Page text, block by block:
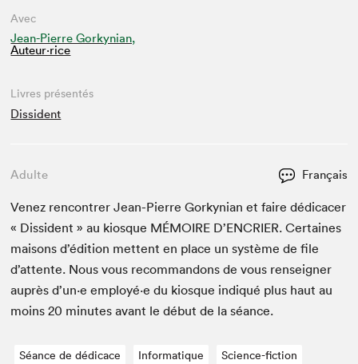
Avec
Jean-Pierre Gorkynian,
Auteur·rice
Livres présentés
Dissident
Adulte Français
Venez ren­con­tr­er Jean-Pierre Gorkyn­ian et faire dédi­cac­er
« Dis­si­dent » au kiosque MÉMOIRE D’EN­CRIER. Cer­taines
maisons d’édi­tion met­tent en place un sys­tème de file
d’at­tente. Nous vous recom­man­dons de vous ren­seign­er
auprès d’un·e employé·e du kiosque indiqué plus haut au
moins20 min­utes avant le début de la séance.
Séance de dédicace Informatique
Science-fiction